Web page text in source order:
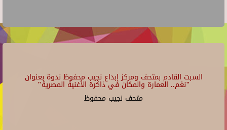
السبت القادم بمتحف ومركز إبداع نجيب محفوظ ندوة بعنوان
"نغم.. العمارة والمكان في ذاكرة الأغنية المصرية"
متحف نجيب محفوظ